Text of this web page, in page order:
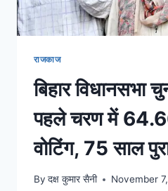
राजकाज
बिहार विधानसभा
पहले चरण में
वोटिंग, 75 साल
By दक्ष कुमार सैनी November